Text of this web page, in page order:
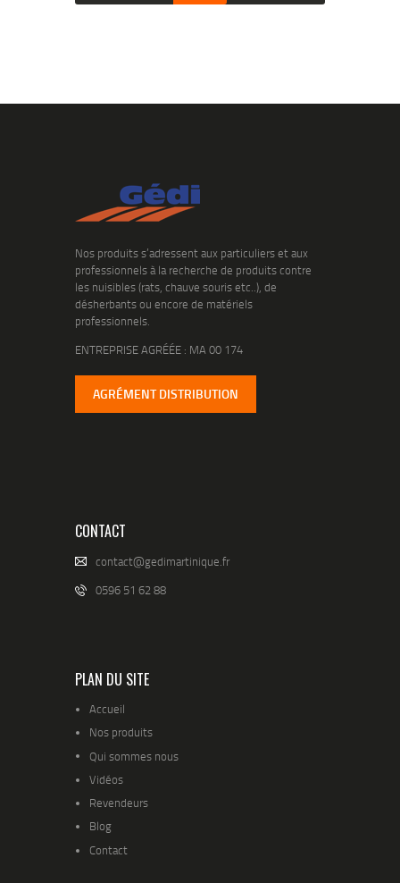
Nos produits s’adressent aux particuliers et aux
professionnels à la recherche de produits contre
les nuisibles (rats, chauve souris etc..), de
désherbants ou encore de matériels
professionnels.
ENTREPRISE AGRÉÉE : MA 00 174
AGRÉMENT DISTRIBUTION
CONTACT
contact@gedimartinique.fr
0596 51 62 88
PLAN DU SITE
Accueil
Nos produits
Qui sommes nous
Vidéos
Revendeurs
Blog
Contact